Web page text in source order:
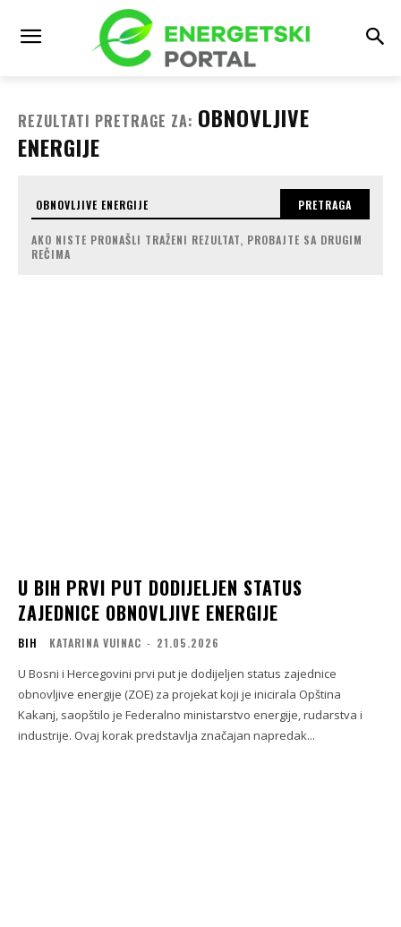
REZULTATI PRETRAGE ZA: OBNOVLJIVE
ENERGIJE
PRETRAGA
AKO NISTE PRONAŠLI TRAŽENI REZULTAT, PROBAJTE SA DRUGIM
REČIMA
U BIH PRVI PUT DODIJELJEN STATUS
ZAJEDNICE OBNOVLJIVE ENERGIJE
BIH KATARINA VUINAC - 21.05.2026
U Bosni i Hercegovini prvi put je dodijeljen status zajednice
obnovljive energije (ZOE) za projekat koji je inicirala Opština
Kakanj, saopštilo je Federalno ministarstvo energije, rudarstva i
industrije. Ovaj korak predstavlja značajan napredak...